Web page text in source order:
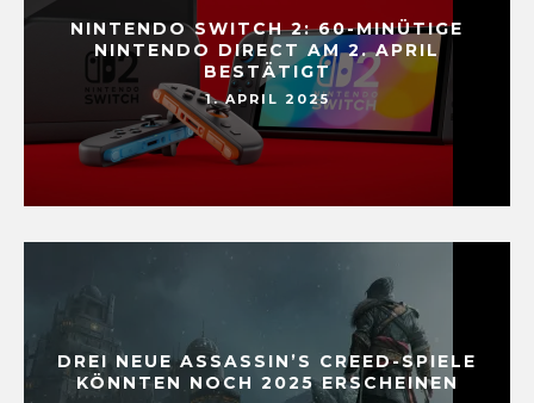
NINTENDO SWITCH 2: 60-MINÜTIGE
NINTENDO DIRECT AM 2. APRIL
BESTÄTIGT
1. APRIL 2025
DREI NEUE ASSASSIN’S CREED-SPIELE
KÖNNTEN NOCH 2025 ERSCHEINEN